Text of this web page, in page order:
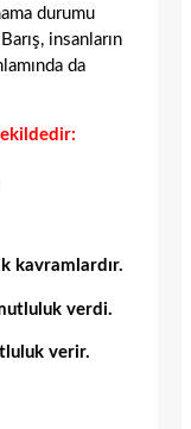
durumu
insanların
da
kavramlardır.
verdi.
verir.